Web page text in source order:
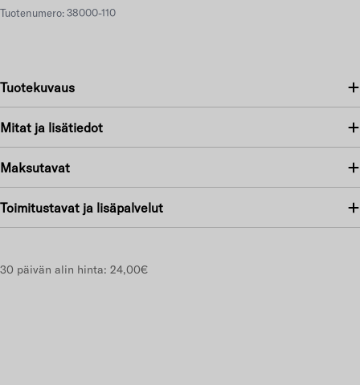
Tuotenumero: 38000-110
Tuotekuvaus
Mitat ja lisätiedot
Maksutavat
Toimitustavat ja lisäpalvelut
30 päivän alin hinta: 24,00€